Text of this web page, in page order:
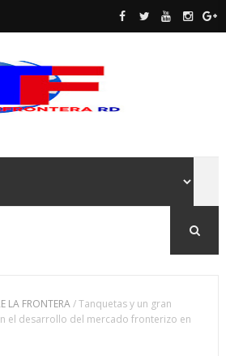
LA FRONTERA/Tanquetas y un gran
el desarrollo del mercado fronterizo en